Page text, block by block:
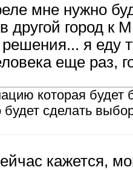
мне нужно
другой город
я еду
еще раз,
которая будет
сделать
кажется,